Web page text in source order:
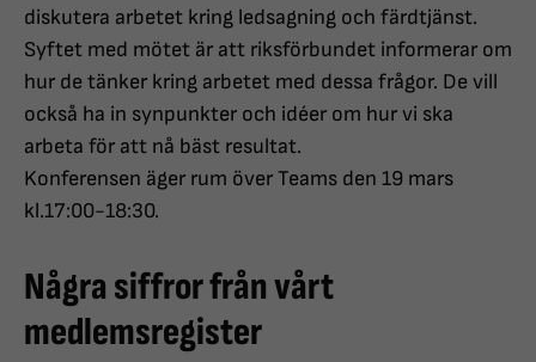
diskutera arbetet kring ledsagning och färdtjänst.
Syftet med mötet är att riksförbundet informerar om
hur de tänker kring arbetet med dessa frågor. De vill
också ha in synpunkter och idéer om hur vi ska
arbeta för att nå bäst resultat.
Konferensen äger rum över Teams den 19 mars
kl.17:00-18:30.
Några siffror från vårt
medlemsregister